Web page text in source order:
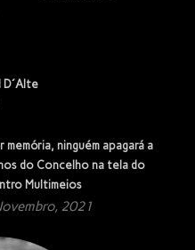
D´Alte
ninguém apagará a
do Concelho na tela do
Multimeios
2021